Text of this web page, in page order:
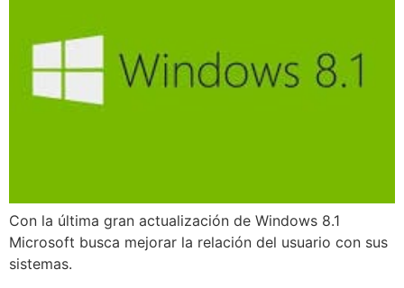
Con la última gran actualización de Windows 8.1
Microsoft busca mejorar la relación del usuario con sus
sistemas.